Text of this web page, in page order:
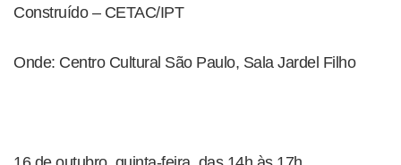
Construído – CETAC/IPT
Onde: Centro Cultural São Paulo, Sala Jardel Filho